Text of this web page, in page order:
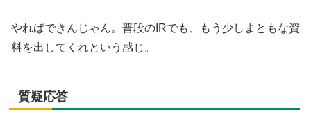
やればできんじゃん。普段のIRでも、もう少しまともな資
料を出してくれという感じ。
質疑応答